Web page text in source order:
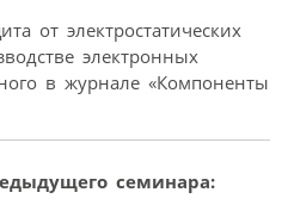
от электростатических
электронных
в журнале «Компоненты
семинара: